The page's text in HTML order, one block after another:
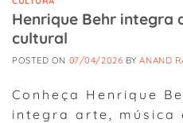
Henrique Behr integra
cultural
POSTED ON 07/04/2026 BYANAND
Conheça Henrique
integra arte, música